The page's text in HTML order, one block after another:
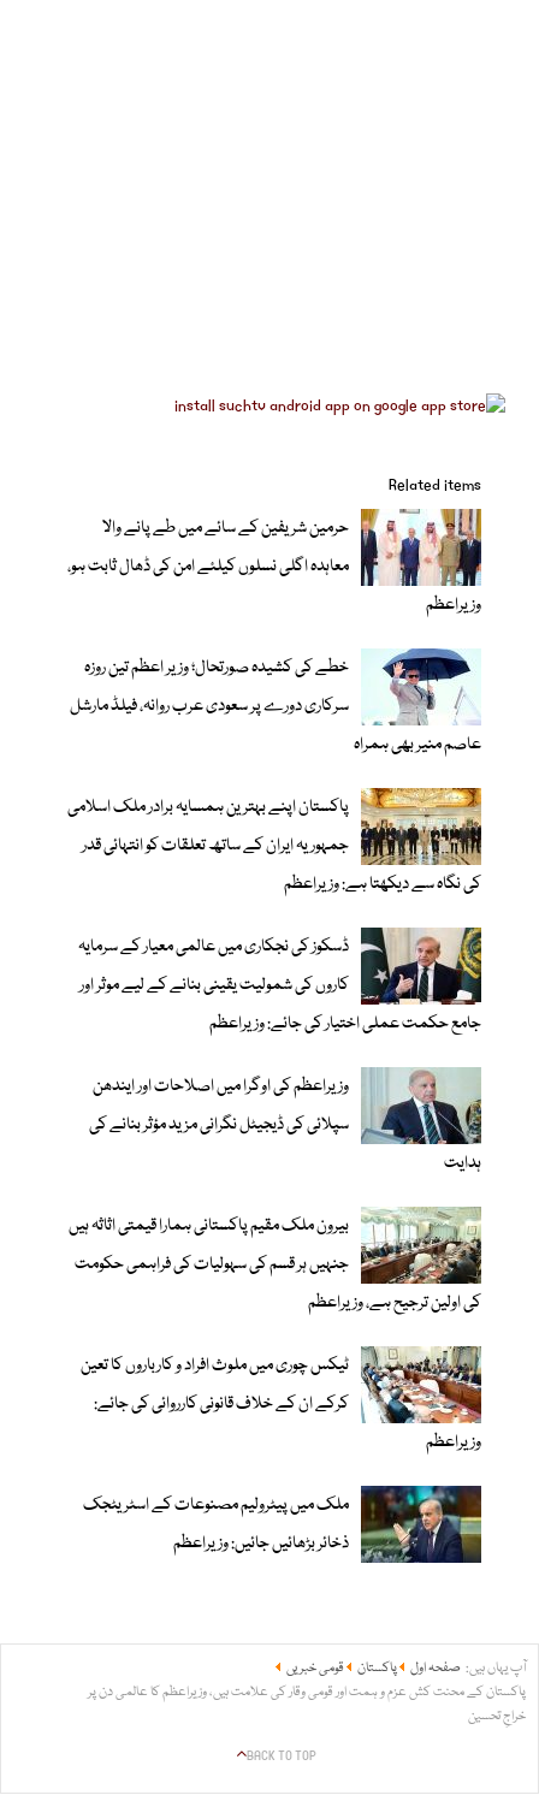
Related items
حرمین شریفین کے سائے میں طے پانے والا
معاہدہ اگلی نسلوں کیلئے امن کی ڈھال ثابت ہو،
وزیراعظم
خطے کی کشیدہ صورتحال؛ وزیر اعظم تین روزہ
سرکاری دورے پر سعودی عرب روانہ، فیلڈ مارشل
عاصم منیر بھی ہمراہ
پاکستان اپنے بہترین ہمسایہ برادر ملک اسلامی
جمہوریہ ایران کے ساتھ تعلقات کو انتہائی قدر
کی نگاہ سے دیکھتا ہے: وزیراعظم
ڈسکوز کی نجکاری میں عالمی معیار کے سرمایہ
کاروں کی شمولیت یقینی بنانے کے لیے موثر اور
جامع حکمت عملی اختیار کی جائے: وزیراعظم
وزیراعظم کی اوگرا میں اصلاحات اور ایندھن
سپلائی کی ڈیجیٹل نگرانی مزید مؤثر بنانے کی
ہدایت
بیرون ملک مقیم پاکستانی ہمارا قیمتی اثاثہ ہیں
جنہیں ہر قسم کی سہولیات کی فراہمی حکومت
کی اولین ترجیح ہے، وزیراعظم
ٹیکس چوری میں ملوث افراد و کارباروں کا تعین
کرکے ان کے خلاف قانونی کارروائی کی جائے:
وزیراعظم
ملک میں پیٹرولیم مصنوعات کے اسٹریٹجک
ذخائر بڑھائیں جائیں: وزیراعظم
آپ یہاں ہیں: صفحہ اول پاکستان
قومی خبریں
پاکستان کے محنت کش عزم و ہمت اور قومی وقار کی علامت ہیں، وزیراعظم کا عالمی دن پر
خراجِ تحسین
BACK TO TOP